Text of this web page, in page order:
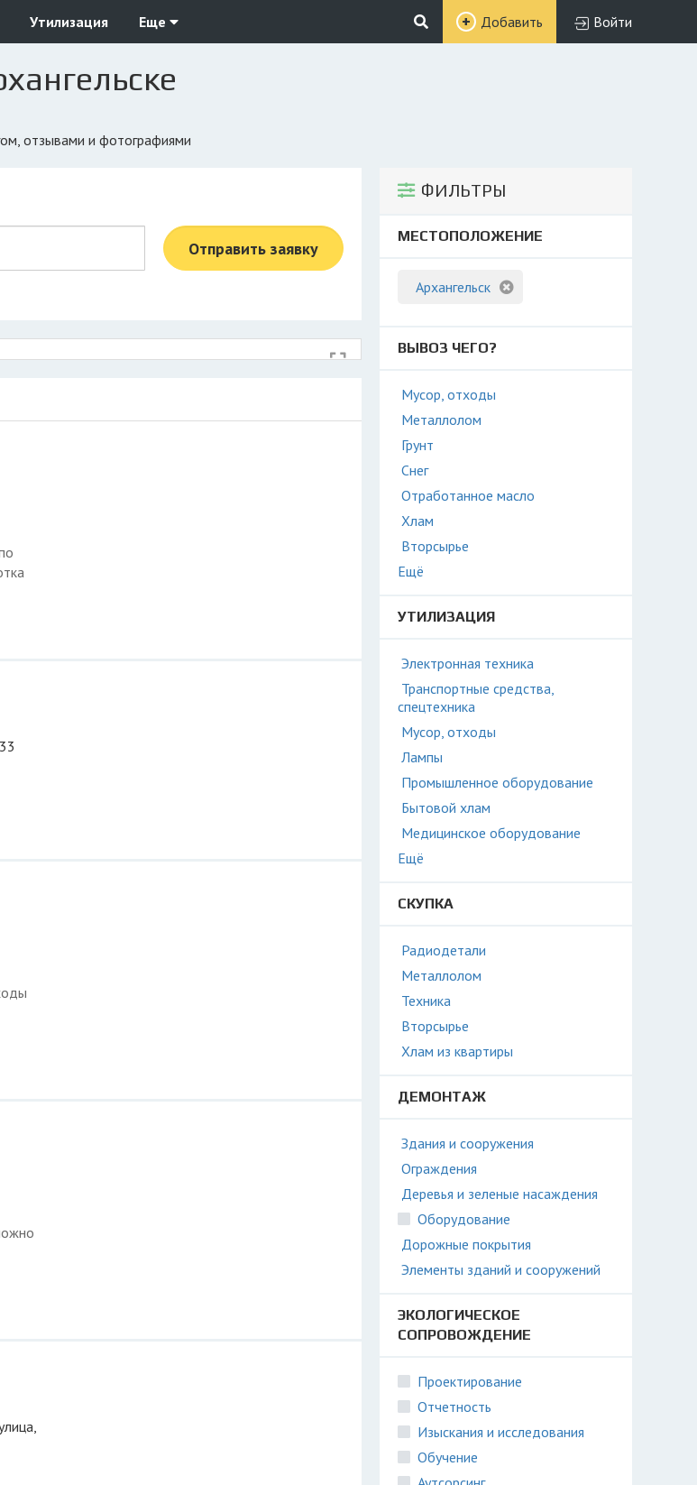
Утилизация Еще Добавить Войти
отзывами и фотографиями
ФИЛЬТРЫ
МЕСТОПОЛОЖЕНИЕ
Архангельск
ВЫВОЗ ЧЕГО?
Мусор, отходы
Металлолом
Грунт
Снег
Отработанное масло
Хлам
Вторсырье
Ещё
УТИЛИЗАЦИЯ
Электронная техника
Транспортные средства,
спецтехника
Мусор, отходы
Лампы
Промышленное оборудование
Бытовой хлам
Медицинское оборудование
Ещё
СКУПКА
Радиодетали
Металлолом
Техника
Вторсырье
Хлам из квартиры
ДЕМОНТАЖ
Здания и сооружения
Ограждения
Деревья и зеленые насаждения
Оборудование
Дорожные покрытия
Элементы зданий и сооружений
ЭКОЛОГИЧЕСКОЕ
СОПРОВОЖДЕНИЕ
Проектирование
Отчетность
Изыскания и исследования
Обучение
Отправить заявку